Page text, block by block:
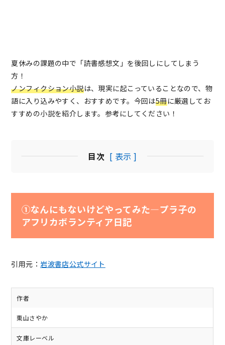
夏休みの課題の中で「読書感想文」を後回しにしてしまう
方！
ノンフィクション小説は、現実に起こっていることなので、物
語に入り込みやすく、おすすめです。今回は5冊に厳選してお
すすめの小説を紹介します。参考にしてください！
目次 [ 表示 ]
①なんにもないけどやってみた―プラ子の
アフリカボランティア日記
引用元：岩波書店公式サイト
作者
栗山さやか
文庫レーベル